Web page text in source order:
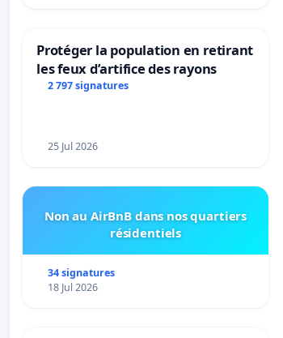
Protéger la population en retirant
les feux d’artifice des rayons
2 797 signatures
25 Jul 2026
Non au AirBnB dans nos quartiers
résidentiels
34 signatures
18 Jul 2026